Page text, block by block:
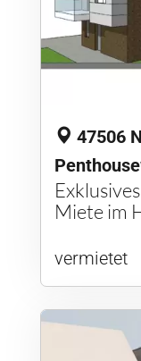
47506
Miete im
vermietet